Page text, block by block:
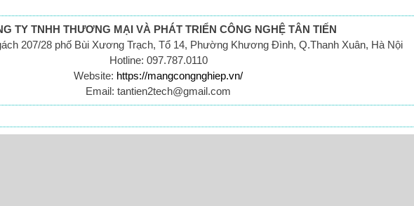
TY TNHH THƯƠNG MẠI VÀ PHÁT TRIỂN CÔNG NGHỆ TÂN TIẾN
207/28 phố Bùi Xương Trạch, Tổ 14, Phường Khương Đình, Q.Thanh Xuân, Hà Nội
Hotline: 097.787.0110
Website: https://mangcongnghiep.vn/
Email: tantien2tech@gmail.com